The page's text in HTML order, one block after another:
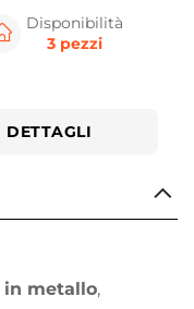
Disponibilità
3 pezzi
DETTAGLI
in metallo,